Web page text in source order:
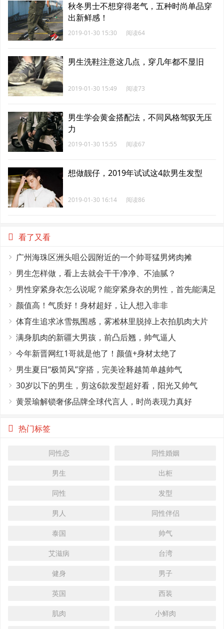
秋冬男士不想穿得老气，五种时尚单品穿
出新鲜感！
2019-01-30 15:30 阅读64
男生洗鞋注意这几点，穿几年都不显旧
2019-01-30 15:49 阅读73
男生学会黄金搭配法，不同风格驾驭无压
力
2019-01-30 15:55 阅读67
想做靓仔，2019年试试这4款男生发型
2019-01-30 16:14 阅读86
看了又看
广州海珠区洲头咀公园附近的一个帅哥猛男烤肉摊
男生怎样做，看上去就会干干净净、不油腻？
男性穿紧身衣怎么说呢？能穿紧身衣的男性，首先能满足
这4个条件
颜值高！气质好！身材超好，让人想入非非
体育生追求冰雪氛围感，雾凇林里脱掉上衣拍肌肉大片
满身肌肉的新疆大男孩，前凸后翘，帅气逼人
今年新晋网红1哥就是他了！颜值+身材太绝了
男生夏日“极简风”穿搭，完美诠释越简单越帅气
30岁以下的男生，剪这6款发型超好看，阳光又帅气
黄景瑜解锁奢侈品牌全球代言人，时尚表现力真好
热门标签
同性恋 同性婚姻
男生 出柜
同性 发型
男人 同性伴侣
泰国 帅气
艾滋病 台湾
健身 男子
英国 西装
肌肉 小鲜肉